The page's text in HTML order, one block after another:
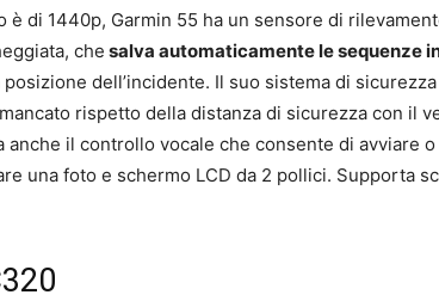
è di 1440p, Garmin 55 ha un sensore di
che salva automaticamente le sequenze
dell’incidente. Il suo sistema di
rispetto della distanza di sicurezza con il
anche il controllo vocale che consente di avviare
una foto e schermo LCD da 2 pollici. Supporta